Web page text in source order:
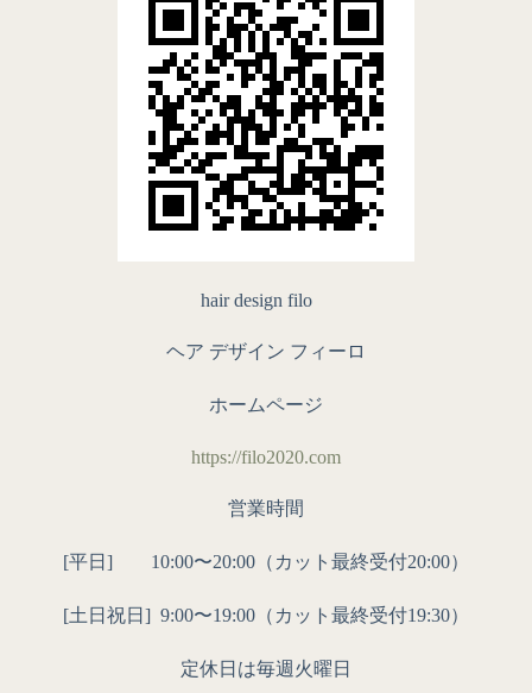
hair design filo
ヘア デザイン フィーロ
ホームページ
https://filo2020.com
営業時間
[平日] 10:00〜20:00（カット最終受付20:00）
[土日祝日] 9:00〜19:00（カット最終受付19:30）
定休日は毎週火曜日